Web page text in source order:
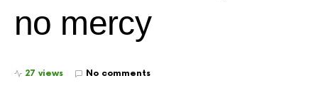
no mercy
27 views No comments